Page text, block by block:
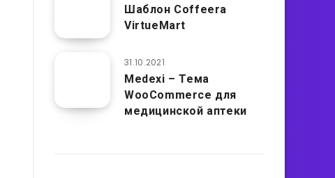
Шаблон Coffeera
VirtueMart
31.10.2021
Medexi – Тема
WooCommerce для
медицинской аптеки